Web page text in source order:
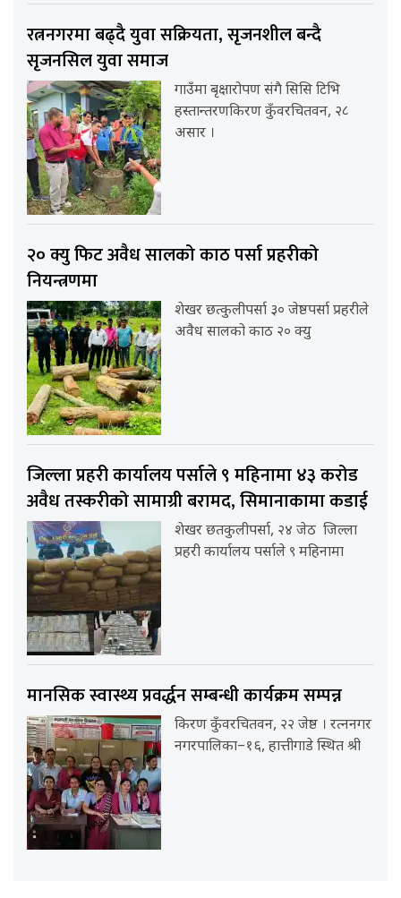
रत्ननगरमा बढ्दै युवा सक्रियता, सृजनशील बन्दै
सृजनसिल युवा समाज
गाउँमा बृक्षारोपण संगै सिसि टिभि
हस्तान्तरणकिरण कुँवरचितवन, २८
असार ।
२० क्यु फिट अवैध सालको काठ पर्सा प्रहरीको
नियन्त्रणमा
शेखर छत्कुलीपर्सा ३० जेष्ठपर्सा प्रहरीले
अवैध सालको काठ २० क्यु
जिल्ला प्रहरी कार्यालय पर्साले ९ महिनामा ४३ करोड
अवैध तस्करीको सामाग्री बरामद, सिमानाकामा कडाई
शेखर छतकुलीपर्सा, २४ जेठ जिल्ला
प्रहरी कार्यालय पर्साले ९ महिनामा
मानसिक स्वास्थ्य प्रवर्द्धन सम्बन्धी कार्यक्रम सम्पन्न
किरण कुँवरचितवन, २२ जेष्ठ । रत्ननगर
नगरपालिका–१६, हात्तीगाडे स्थित श्री